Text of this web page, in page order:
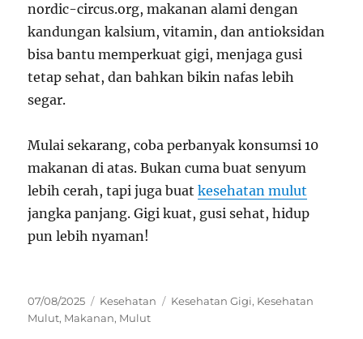
nordic-circus.org, makanan alami dengan
kandungan kalsium, vitamin, dan antioksidan
bisa bantu memperkuat gigi, menjaga gusi
tetap sehat, dan bahkan bikin nafas lebih
segar.
Mulai sekarang, coba perbanyak konsumsi 10
makanan di atas. Bukan cuma buat senyum
lebih cerah, tapi juga buatkesehatan mulut
jangka panjang. Gigi kuat, gusi sehat, hidup
pun lebih nyaman!
Posted
on
07/08/2025 Categories
Kesehatan Tags
Kesehatan Gigi, Kesehatan
Mulut, Makanan, Mulut